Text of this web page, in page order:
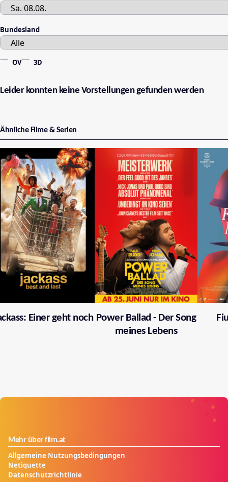
Bundesland
OV 3D
Leider konnten keine Vorstellungen gefunden werden
Ähnliche Filme & Serien
Einer geht noch Power Ballad - Der Song
meines Lebens
Mehr über film.at
Allgemeine Nutzungsbedingungen
Netiquette
Datenschutzrichtlinie